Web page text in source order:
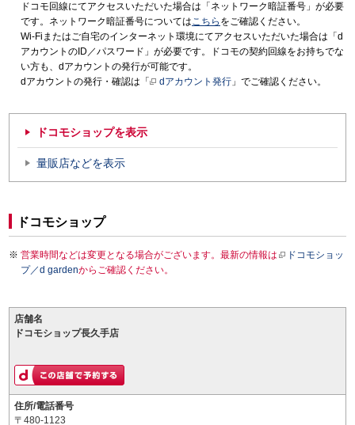
ドコモ回線にてアクセスいただいた場合は「ネットワーク暗証番号」が必要
です。ネットワーク暗証番号についてはこちら をご確認ください。
Wi-Fiまたはご自宅のインターネット環境にてアクセスいただいた場合は「d
アカウントのID／パスワード」が必要です。ドコモの契約回線をお持ちでな
い方も、dアカウントの発行が可能です。
dアカウントの発行・確認は「
dアカウント発行 」でご確認ください。
ドコモショップを表示
量販店などを表示
ドコモショップ
営業時間などは変更となる場合がございます。最新の情報は
ドコモショッ
プ／d gardenからご確認ください。
店舗名
ドコモショップ長久手店
住所/電話番号
〒480-1123